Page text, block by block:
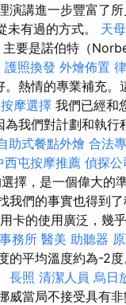
講進一步豐富了所
未有過的方式。 天
要是諾伯特（
護照換發 外燴佈置
。熱情的專業補充。
摩選擇 我們已經和
我們對計劃和執
助式餐點外燴 合法
西屯按摩推薦 偵探公
擇，是一個偉大的
我們的事實也得到
卡的使用廣泛，幾
務所 醫美 助聽器
的平均溫度約為-2度
長照 清潔人員 烏日
威當局不接受具有